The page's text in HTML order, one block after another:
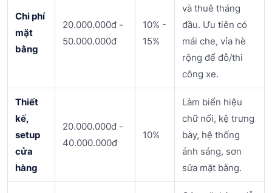
Chi phí
mặt
bằng
20.000.000đ -
50.000.000đ
10% -
15%
và thuê tháng
đầu. Ưu tiên có
mái che, vỉa hè
rộng để đỗ/thi
công xe.
Thiết
kế,
setup
cửa
hàng
20.000.000đ -
40.000.000đ
10%
Làm biển hiệu
chữ nổi, kệ trưng
bày, hệ thống
ánh sáng, sơn
sửa mặt bằng.